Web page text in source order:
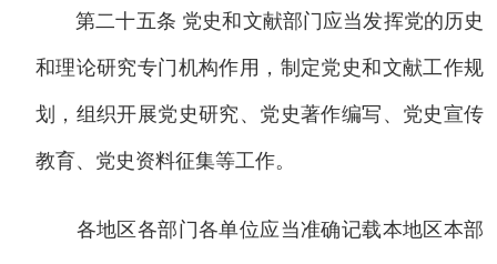
第二十五条 党史和文献部门应当发挥党的历史
和理论研究专门机构作用，制定党史和文献工作规
划，组织开展党史研究、党史著作编写、党史宣传
教育、党史资料征集等工作。
各地区各部门各单位应当准确记载本地区本部